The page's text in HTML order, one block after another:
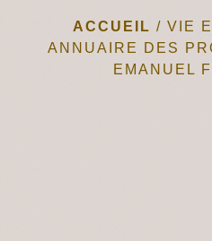
ACCUEIL / VIE
ANNUAIRE DES
EMANUEL